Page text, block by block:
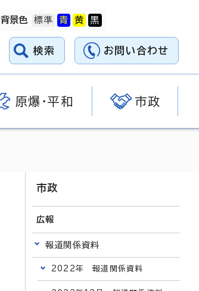
背景色
検索 お問い合わせ
原爆・平和 市政
市政
広報
報道関係資料
2022年 報道関係資料